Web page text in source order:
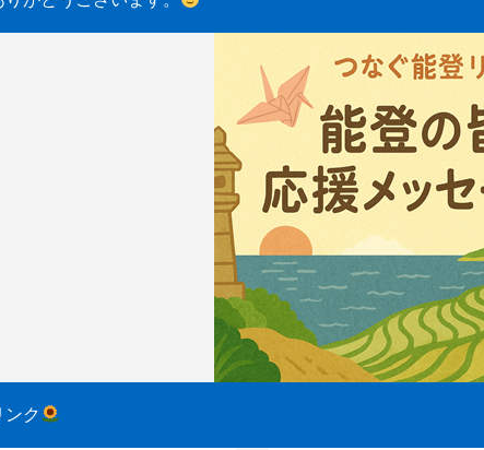
今日の白米千枚田
2022.04.10
ンク